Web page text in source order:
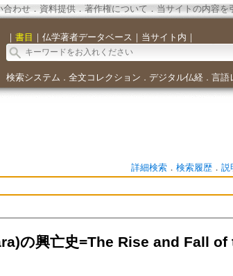
合わせ． 資料提供． 著作権について．当サイトの内容を
｜ 書目 ｜ 仏学著者データベース ｜ 当サイト内 ｜
検索システム ． 全文コレクション ． デジタル仏経． 言語
詳細検索． 検索履歴． 説
の興亡史=The Rise and Fall